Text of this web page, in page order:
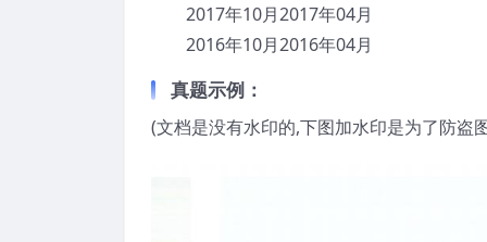
2017年10月2017年04月
2016年10月2016年04月
真题示例：
(文档是没有水印的,下图加水印是为了防盗